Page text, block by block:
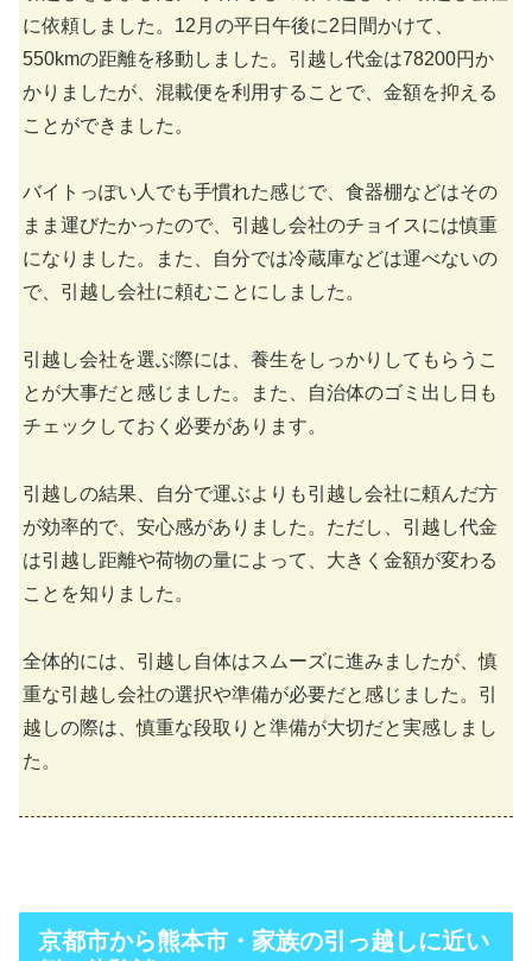
に依頼しました。12月の平日午後に2日間かけて、
550kmの距離を移動しました。引越し代金は78200円か
かりましたが、混載便を利用することで、金額を抑える
ことができました。
バイトっぽい人でも手慣れた感じで、食器棚などはその
まま運びたかったので、引越し会社のチョイスには慎重
になりました。また、自分では冷蔵庫などは運べないの
で、引越し会社に頼むことにしました。
引越し会社を選ぶ際には、養生をしっかりしてもらうこ
とが大事だと感じました。また、自治体のゴミ出し日も
チェックしておく必要があります。
引越しの結果、自分で運ぶよりも引越し会社に頼んだ方
が効率的で、安心感がありました。ただし、引越し代金
は引越し距離や荷物の量によって、大きく金額が変わる
ことを知りました。
全体的には、引越し自体はスムーズに進みましたが、慎
重な引越し会社の選択や準備が必要だと感じました。引
越しの際は、慎重な段取りと準備が大切だと実感しまし
た。
京都市から熊本市・家族の引っ越しに近い